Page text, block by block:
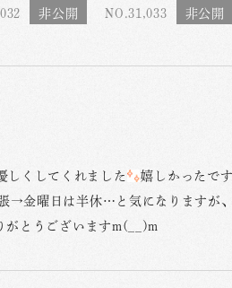
NO.31,033
しくしてくれました
嬉しかったで
→金曜日は半休…と気になりますが
がとうございますm(__)m